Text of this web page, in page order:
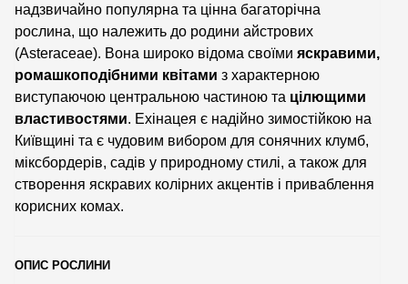
надзвичайно популярна та цінна багаторічна
рослина, що належить до родини айстрових
(Asteraceae). Вона широко відома своїми яскравими,
ромашкоподібними квітами з характерною
виступаючою центральною частиною та цілющими
властивостями. Ехінацея є надійно зимостійкою на
Київщині та є чудовим вибором для сонячних клумб,
міксбордерів, садів у природному стилі, а також для
створення яскравих колірних акцентів і приваблення
корисних комах.
ОПИС РОСЛИНИ